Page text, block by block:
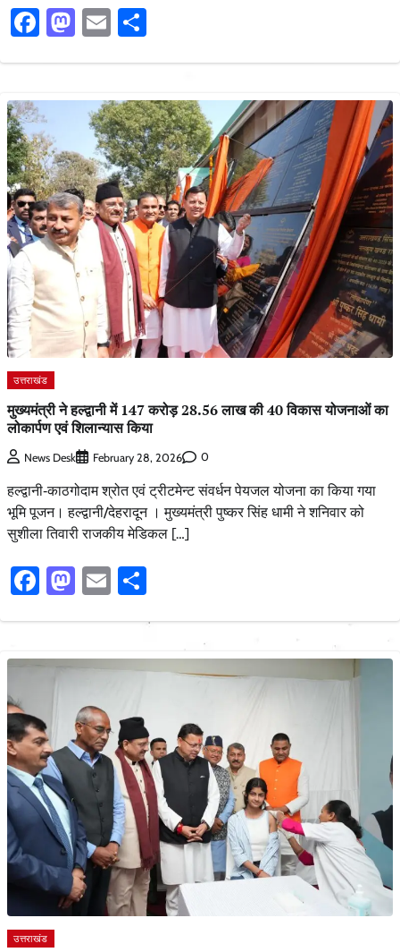
Facebook
Mastodon
Email
उत्तराखंड
मुख्यमंत्री ने हल्द्वानी में 147 करोड़ 28.56 लाख की 40 विकास योजनाओं का
लोकार्पण एवं शिलान्यास किया
News Desk February 28, 2026 0
हल्द्वानी‑काठगोदाम श्रोत एवं ट्रीटमेन्ट संवर्धन पेयजल योजना का किया गया
भूमि पूजन। हल्द्वानी/देहरादून । मुख्यमंत्री पुष्कर सिंह धामी ने शनिवार को
सुशीला तिवारी राजकीय मेडिकल […]
Facebook
Mastodon
Email
उत्तराखंड